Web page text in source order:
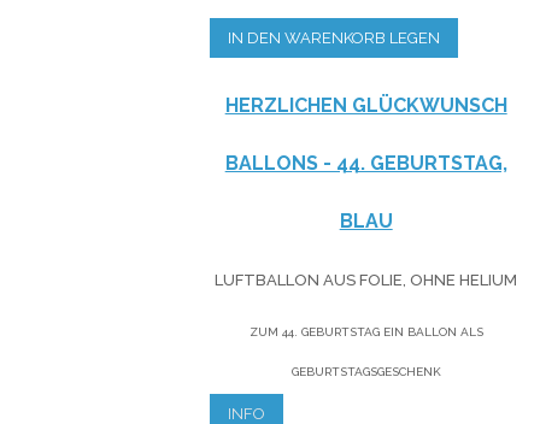
IN DEN WARENKORB LEGEN
HERZLICHEN GLÜCKWUNSCH
BALLONS - 44. GEBURTSTAG,
BLAU
LUFTBALLON AUS FOLIE, OHNE HELIUM
ZUM 44. GEBURTSTAG EIN BALLON ALS
GEBURTSTAGSGESCHENK
INFO